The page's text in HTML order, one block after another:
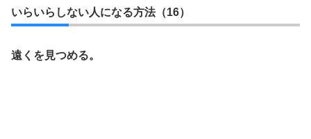
いらいらしない人になる方法（16）
遠くを見つめる。